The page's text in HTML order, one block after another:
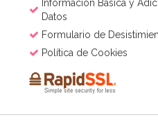
Información Básica y
Datos
Formulario de
Política de Cookies